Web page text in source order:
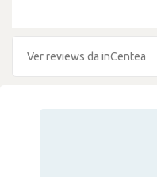
Ver reviews da inCentea